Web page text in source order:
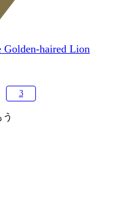
Golden-haired Lion
3